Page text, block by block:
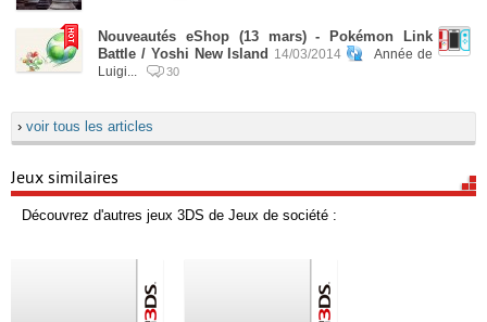
Nouveautés eShop (13 mars) - Pokémon Link
Battle / Yoshi New Island
14/03/2014
Année de
Luigi...
30
› voir tous les articles
Jeux similaires
Découvrez d'autres jeux 3DS de Jeux de société :